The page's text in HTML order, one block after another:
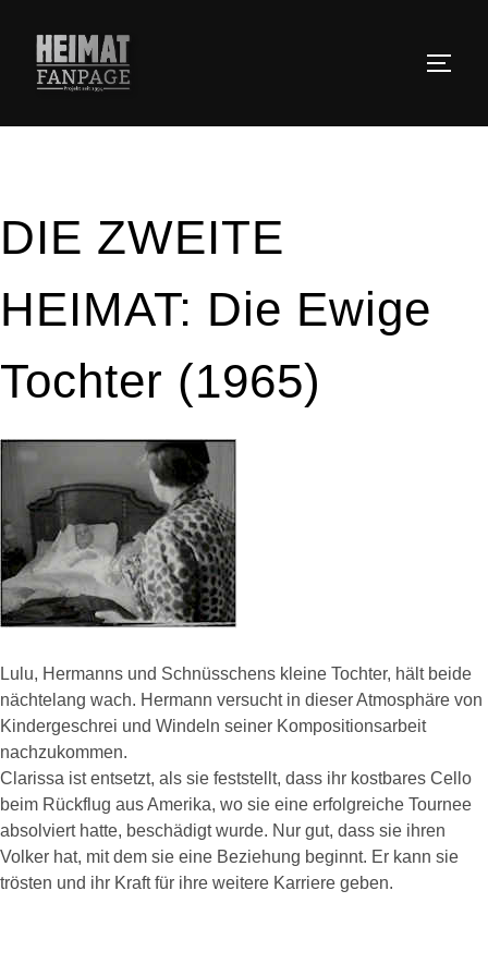
Inhalt
springen
DIE ZWEITE
HEIMAT: Die Ewige
Tochter (1965)
Lulu, Hermanns und Schnüsschens kleine Tochter, hält beide
nächtelang wach. Hermann versucht in dieser Atmosphäre von
Kindergeschrei und Windeln seiner Kompositionsarbeit
nachzukommen.
Clarissa ist entsetzt, als sie feststellt, dass ihr kostbares Cello
beim Rückflug aus Amerika, wo sie eine erfolgreiche Tournee
absolviert hatte, beschädigt wurde. Nur gut, dass sie ihren
Volker hat, mit dem sie eine Beziehung beginnt. Er kann sie
trösten und ihr Kraft für ihre weitere Karriere geben.